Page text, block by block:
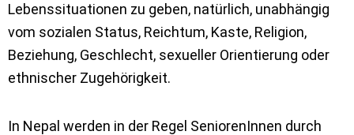
Lebenssituationen zu geben, natürlich, unabhängig
vom sozialen Status, Reichtum, Kaste, Religion,
Beziehung, Geschlecht, sexueller Orientierung oder
ethnischer Zugehörigkeit.
In Nepal werden in der Regel SeniorenInnen durch